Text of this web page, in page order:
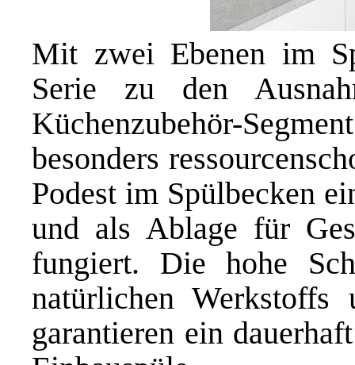
Mit zwei Ebenen im
Serie zu den
Küchenzubehör-
besonders
Podest im Spülbecken
und als Ablage für
fungiert. Die hohe
natürlichen Werkstoffs
garantieren ein